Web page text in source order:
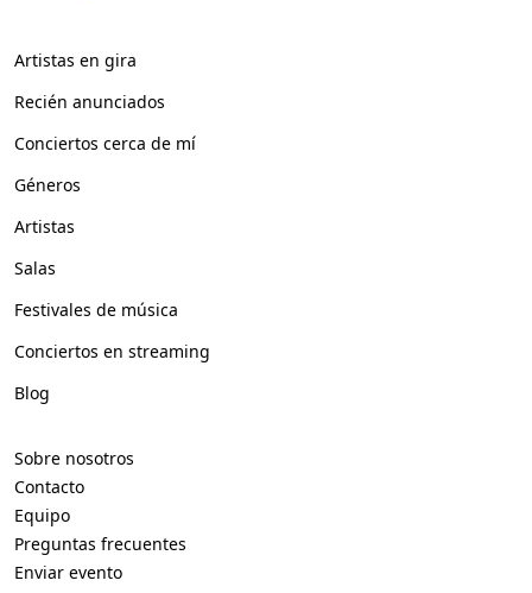
Artistas en gira
Recién anunciados
Conciertos cerca de mí
Géneros
Artistas
Salas
Festivales de música
Conciertos en streaming
Blog
Sobre nosotros
Contacto
Equipo
Preguntas frecuentes
Enviar evento